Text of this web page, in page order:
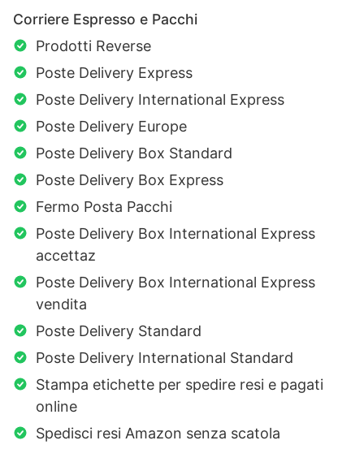
Corriere Espresso e Pacchi
Prodotti Reverse
Poste Delivery Express
Poste Delivery International Express
Poste Delivery Europe
Poste Delivery Box Standard
Poste Delivery Box Express
Fermo Posta Pacchi
Poste Delivery Box International Express
accettaz
Poste Delivery Box International Express
vendita
Poste Delivery Standard
Poste Delivery International Standard
Stampa etichette per spedire resi e pagati
online
Spedisci resi Amazon senza scatola